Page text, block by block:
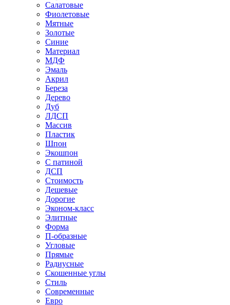
Салатовые
Фиолетовые
Мятные
Золотые
Синие
Материал
МДФ
Эмаль
Акрил
Береза
Дерево
Дуб
ЛДСП
Массив
Пластик
Шпон
Экошпон
С патиной
ДСП
Стоимость
Дешевые
Дорогие
Эконом-класс
Элитные
Форма
П-образные
Угловые
Прямые
Радиусные
Скошенные углы
Стиль
Современные
Евро